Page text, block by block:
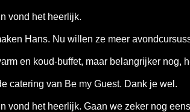
vond het heerlijk.
Hans. Nu willen ze meer
en koud-buffet, maar belangrijker nog,
catering van Be my Guest. Dank je wel.
vond het heerlijk. Gaan we zeker nog